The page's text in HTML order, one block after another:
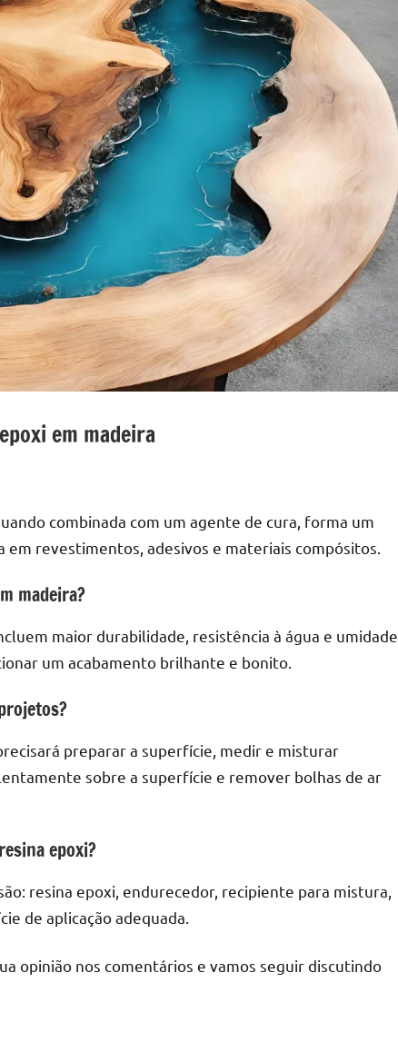
em madeira
combinada com um agente de cura, forma um
revestimentos, adesivos e materiais compósitos.
madeira?
maior durabilidade, resistência à água e umidade,
um acabamento brilhante e bonito.
preparar a superfície, medir e misturar
sobre a superfície e remover bolhas de ar
epoxi?
resina epoxi, endurecedor, recipiente para mistura,
de aplicação adequada.
opinião nos comentários e vamos seguir discutindo